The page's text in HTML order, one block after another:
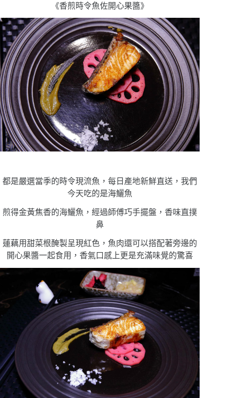
《香煎時令魚佐開心果醬》
都是嚴選當季的時令現流魚，每日產地新鮮直送，我們
今天吃的是海鱺魚
煎得金黃焦香的海鱺魚，經過師傅巧手擺盤，香味直撲
鼻
蓮藕用甜菜根醃製呈現紅色，魚肉還可以搭配著旁邊的
開心果醬一起食用，香氣口感上更是充滿味覺的驚喜